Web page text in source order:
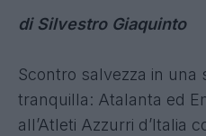
di Silvestro Giaquinto
Scontro salvezza in una
tranquilla: Atalanta ed
all’Atleti Azzurri d’Italia